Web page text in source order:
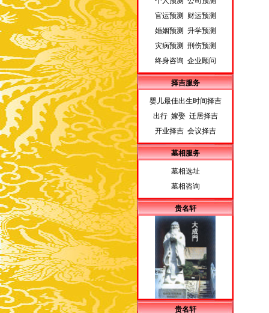
官运预测 财运预测
婚姻预测 升学预测
灾病预测 刑伤预测
终身咨询 企业顾问
择吉服务
婴儿最佳出生时间择吉
出行 嫁娶 迁居择吉
开业择吉 会议择吉
墓相服务
墓相选址
墓相咨询
贵名轩
贵名轩